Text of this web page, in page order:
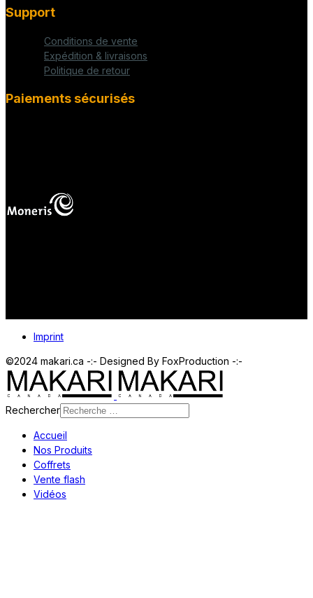
Support
Conditions de vente
Expédition & livraisons
Politique de retour
Paiements sécurisés
Imprint
©2024 makari.ca -:- Designed By FoxProduction -:-
Rechercher
Accueil
Nos Produits
Coffrets
Vente flash
Vidéos